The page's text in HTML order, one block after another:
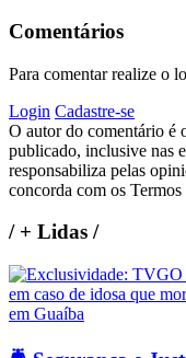
Comentários
Para comentar realize o
Login Cadastre-se
O autor do comentário é
publicado, inclusive nas
responsabiliza pelas
concorda com os
/+ Lidas /